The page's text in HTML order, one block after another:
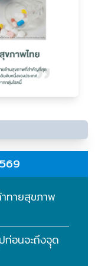
ทายสุขภาพ
ก่อนจะถึงจุุด